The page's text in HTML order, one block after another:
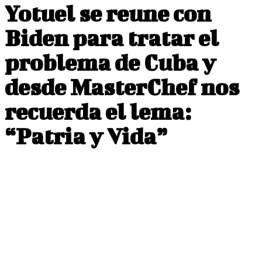
Yotuel se reune con
Biden para tratar el
problema de Cuba y
desde MasterChef nos
recuerda el lema:
“Patria y Vida”